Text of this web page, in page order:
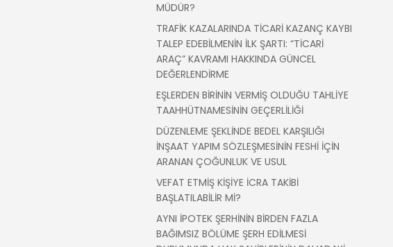
MÜDÜR?
TRAFİK KAZALARINDA TİCARİ KAZANÇ KAYBI
TALEP EDEBİLMENİN İLK ŞARTI: “TİCARİ
ARAÇ” KAVRAMI HAKKINDA GÜNCEL
DEĞERLENDİRME
EŞLERDEN BİRİNİN VERMİŞ OLDUĞU TAHLİYE
TAAHHÜTNAMESİNİN GEÇERLİLİĞİ
DÜZENLEME ŞEKLİNDE BEDEL KARŞILIĞI
İNŞAAT YAPIM SÖZLEŞMESİNİN FESHİ İÇİN
ARANAN ÇOĞUNLUK VE USUL
VEFAT ETMİŞ KİŞİYE İCRA TAKİBİ
BAŞLATILABİLİR Mİ?
AYNI İPOTEK ŞERHİNİN BİRDEN FAZLA
BAĞIMSIZ BÖLÜME ŞERH EDİLMESİ